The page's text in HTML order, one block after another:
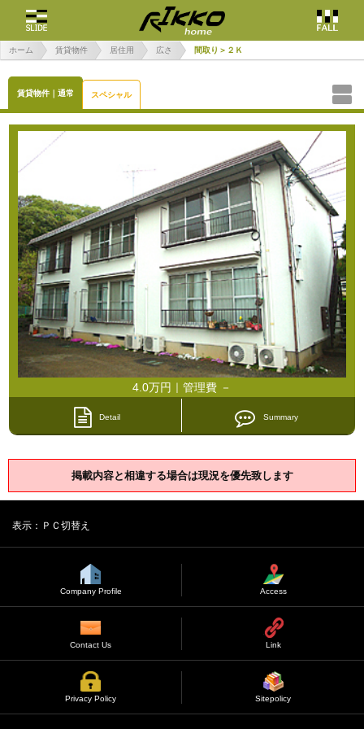
ホーム 賃貸物件 居住用 広さ 間取り＞２Ｋ
賃貸物件｜通常 スペシャル
4.0万円｜管理費 －
Detail Summary
掲載内容と相違する場合は現況を優先致します
表示：ＰＣ切替え
Company Profile Access
Contact Us Link
Privacy Policy Sitepolicy